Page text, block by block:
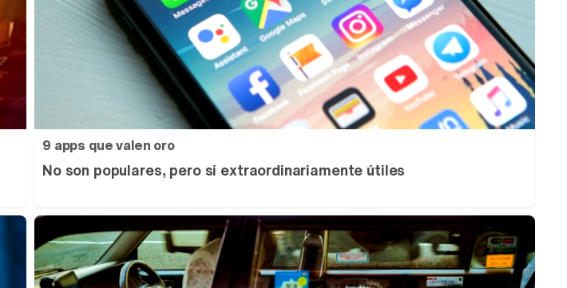
9 apps que valen oro
No son populares, pero sí extraordinariamente útiles